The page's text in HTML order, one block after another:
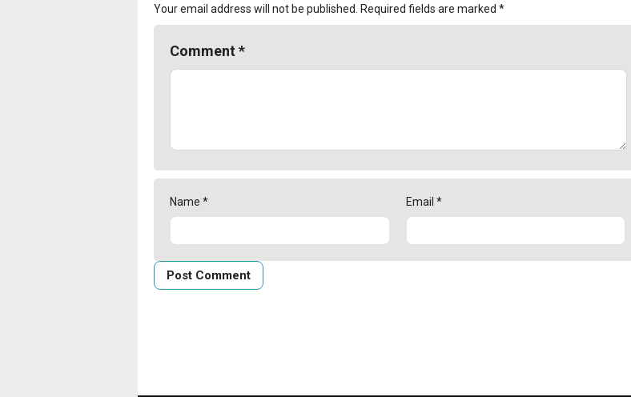
Your email address will not be published. Required fields are marked *
Comment *
Name * Email *